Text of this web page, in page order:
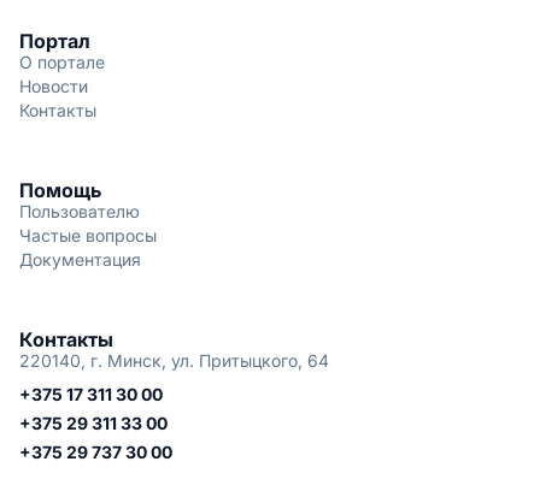
Портал
О портале
Новости
Контакты
Помощь
Пользователю
Частые вопросы
Документация
Контакты
220140, г. Минск, ул. Притыцкого, 64
+375 17 311 30 00
+375 29 311 33 00
+375 29 737 30 00